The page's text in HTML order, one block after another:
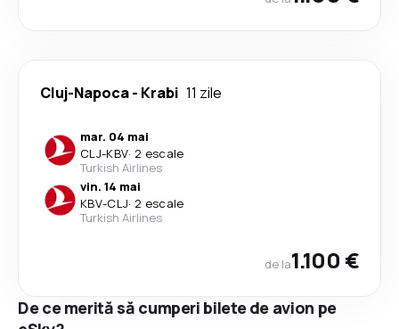
Cluj-Napoca- Krabi 11 zile
mar. 04 mai
CLJ-KBV· 2 escale
Turkish Airlines
vin. 14 mai
KBV-CLJ· 2 escale
Turkish Airlines
de la1.100 €
De ce merită să cumperi bilete de avion pe